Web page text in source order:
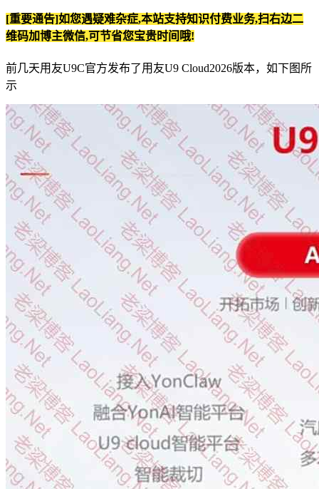
[重要通告]如您遇疑难杂症,本站支持知识付费业务,扫右边二
维码加博主微信,可节省您宝贵时间哦!
前几天用友U9C官方发布了用友U9 Cloud2026版本，如下图所
示